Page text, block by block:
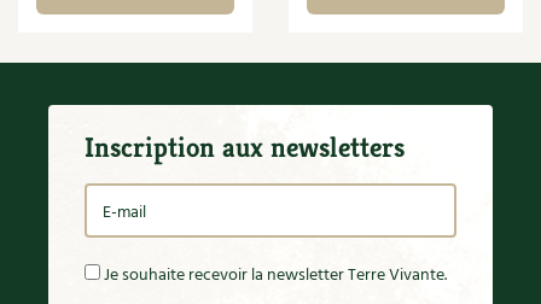
Inscription aux newsletters
Je souhaite recevoir la newsletter Terre Vivante.